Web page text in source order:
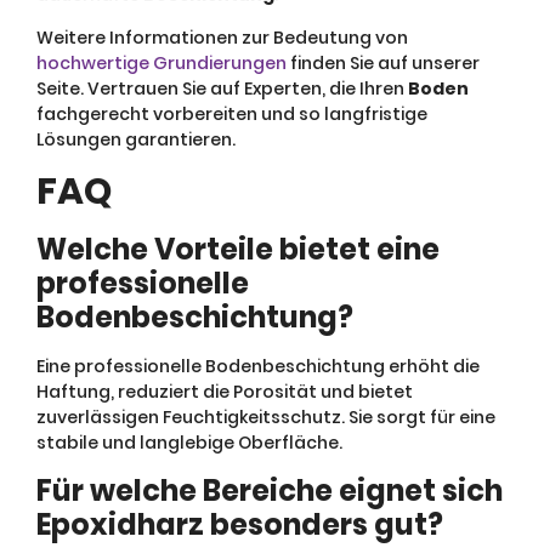
Weitere Informationen zur Bedeutung von
hochwertige Grundierungen finden Sie auf unserer
Seite. Vertrauen Sie auf Experten, die Ihren Boden
fachgerecht vorbereiten und so langfristige
Lösungen garantieren.
FAQ
Welche Vorteile bietet eine
professionelle
Bodenbeschichtung?
Eine professionelle Bodenbeschichtung erhöht die
Haftung, reduziert die Porosität und bietet
zuverlässigen Feuchtigkeitsschutz. Sie sorgt für eine
stabile und langlebige Oberfläche.
Für welche Bereiche eignet sich
Epoxidharz besonders gut?